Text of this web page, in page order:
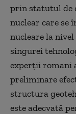
prin statutul de
nuclear care se
nucleare la
singurei
experţii romani
preliminare
structura
este adecvată